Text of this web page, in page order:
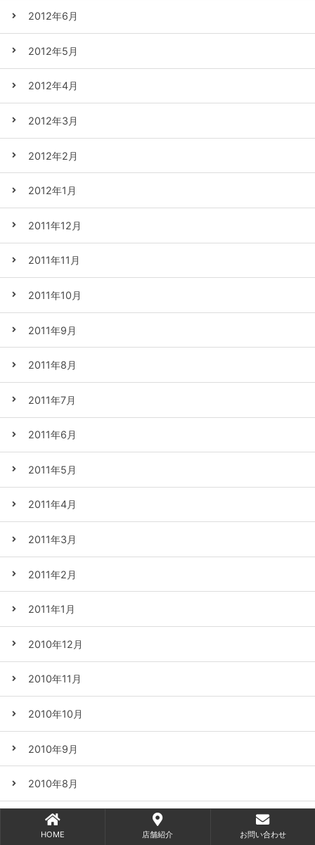
2012年6月
2012年5月
2012年4月
2012年3月
2012年2月
2012年1月
2011年12月
2011年11月
2011年10月
2011年9月
2011年8月
2011年7月
2011年6月
2011年5月
2011年4月
2011年3月
2011年2月
2011年1月
2010年12月
2010年11月
2010年10月
2010年9月
2010年8月
2010年7月
HOME 店舗紹介 お問い合わせ